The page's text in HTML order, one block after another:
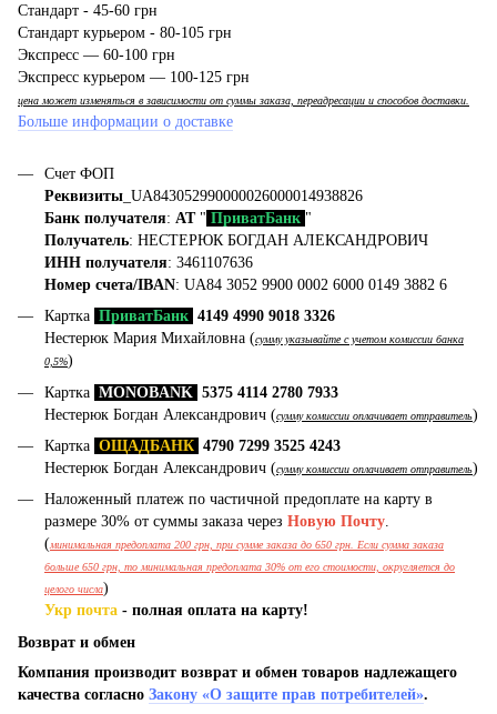
Стандарт - 45-60 грн
Стандарт курьером - 80-105 грн
Экспресс — 60-100 грн
Экспресс курьером — 100-125 грн
цена может изменяться в зависимости от суммы заказа, переадресации и способов доставки.
Больше информации о доставке
Счет ФОП
Реквизиты _UA843052990000026000014938826
Банк получателя: АТ" ПриватБанк "
Получатель: НЕСТЕРЮК БОГДАН АЛЕКСАНДРОВИЧ
ИНН получателя: 3461107636
Номер счета/IBAN: UA84 3052 9900 0002 6000 0149 3882 6
Картка ПриватБанк 4149 4990 9018 3326
Нестерюк Мария Михайловна (сумму указывайте с учетом комиссии банка
0,5%)
Картка MONOBANK 5375 4114 2780 7933
Нестерюк Богдан Александрович (сумму комиссии оплачивает отправитель)
Картка ОЩАДБАНК 4790 7299 3525 4243
Нестерюк Богдан Александрович (сумму комиссии оплачивает отправитель)
Наложенный платеж по частичной предоплате на карту в
размере 30% от суммы заказа через Новую Почту.
(минимальная предоплата 200 грн, при сумме заказа до 650 грн. Если сумма заказа
больше 650 грн, то минимальная предоплата 30% от его стоимости, округляется до
целого числа)
Укр почта - полная оплата на карту!
Возврат и обмен
Компания производит возврат и обмен товаров надлежащего
качества согласно Закону «О защите прав потребителей».